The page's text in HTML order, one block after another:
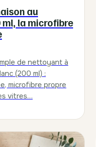
au
la microfibre
de nettoyant à
(200 ml) :
microfibre propre
vitres…